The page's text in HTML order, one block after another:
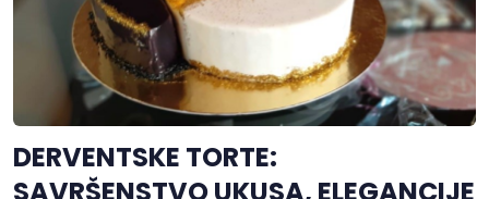
DERVENTSKE TORTE:
SAVRŠENSTVO UKUSA, ELEGANCIJE